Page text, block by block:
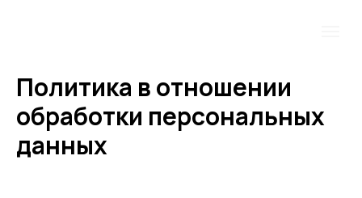
Политика в отношении
обработки персональных
данных